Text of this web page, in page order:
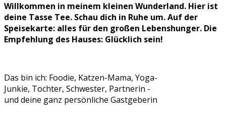
Willkommen in meinem kleinen Wunderland. Hier ist
deine Tasse Tee. Schau dich in Ruhe um. Auf der
Speisekarte: alles für den großen Lebenshunger. Die
Empfehlung des Hauses: Glücklich sein!
Das bin ich: Foodie, Katzen-Mama, Yoga-
Junkie, Tochter, Schwester, Partnerin -
und deine ganz persönliche Gastgeberin